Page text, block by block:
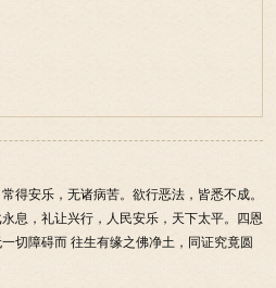
得安乐，无诸病苦。欲行恶法，皆悉不成。
息，礼让兴行，人民安乐，天下太平。四恩
切障碍而 往生有缘之佛净土，同证究竟圆